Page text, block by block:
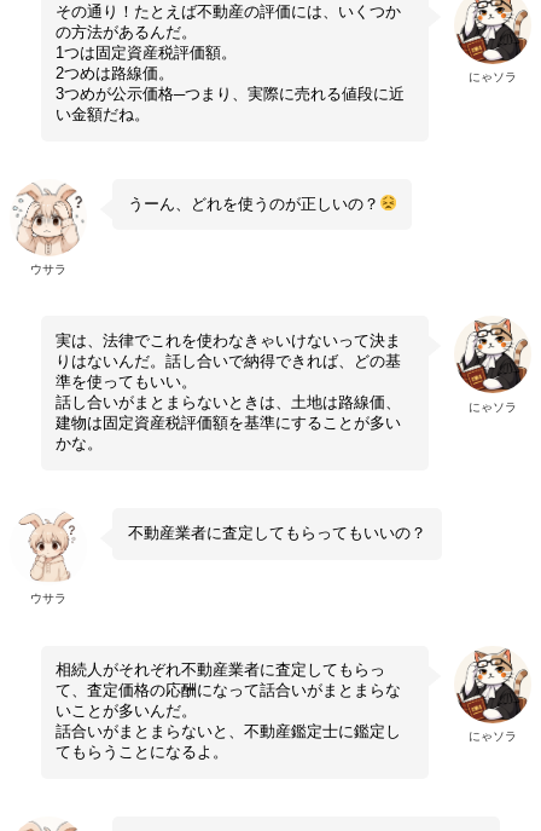
にゃソラ
その通り！たとえば不動産の評価には、いくつか
の方法があるんだ。
1つは固定資産税評価額。
2つめは路線価。
3つめが公示価格─つまり、実際に売れる値段に近
い金額だね。
ウサラ
うーん、どれを使うのが正しいの？
にゃソラ
実は、法律でこれを使わなきゃいけないって決ま
りはないんだ。話し合いで納得できれば、どの基
準を使ってもいい。
話し合いがまとまらないときは、土地は路線価、
建物は固定資産税評価額を基準にすることが多い
かな。
ウサラ
不動産業者に査定してもらってもいいの？
にゃソラ
相続人がそれぞれ不動産業者に査定してもらっ
て、査定価格の応酬になって話合いがまとまらな
いことが多いんだ。
話合いがまとまらないと、不動産鑑定士に鑑定し
てもらうことになるよ。